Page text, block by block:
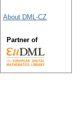
About DML-CZ
Partner of